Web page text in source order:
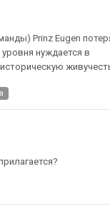
Prinz Eugen
нуждается в